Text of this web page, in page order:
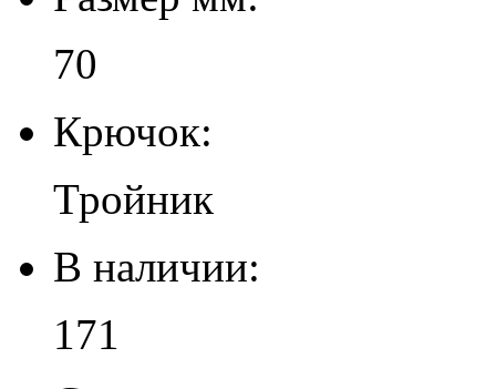
70
Крючок:
Тройник
В наличии:
171